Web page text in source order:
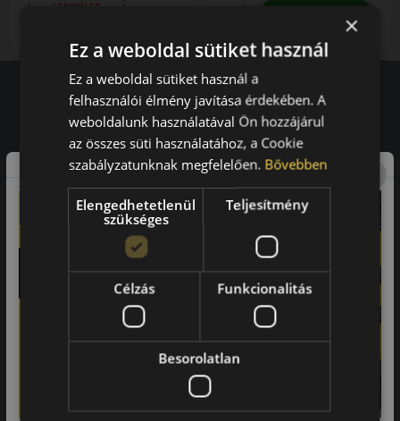
LENDÜLET
Vásárlói vélemények
97.76%
a vásárlók közül ajánlaná ismerősének ezt a boltot.
21659vélemény alapján
Laca
A bolt vásárlója
×
Ez a weboldal sütiket használ
Ez a weboldal sütiket használ a
felhasználói élmény javítása érdekében. A
weboldalunk használatával Ön hozzájárul
az összes süti használatához, a Cookie
szabályzatunknak megfelelően. Bővebben
Elengedhetetlenül
szükséges
Teljesítmény
Célzás Funkcionalitás
Besorolatlan